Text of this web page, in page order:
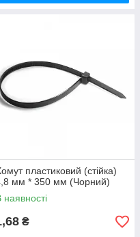
пластиковий (стійка)
мм * 350 мм (Чорний)
наявності
₴